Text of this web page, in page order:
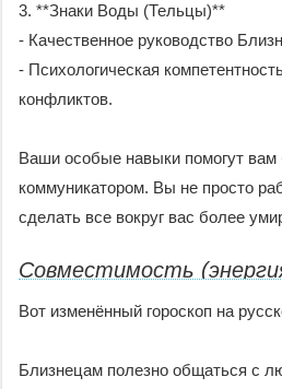
3. **Знаки Воды (Тельцы)**
- Качественное руководство
- Психологическая
конфликтов.
Ваши особые навыки помогут
коммуникатором. Вы не просто
сделать все вокруг вас более
Совместимость
Вот изменённый гороскоп на
Близнецам полезно общаться с